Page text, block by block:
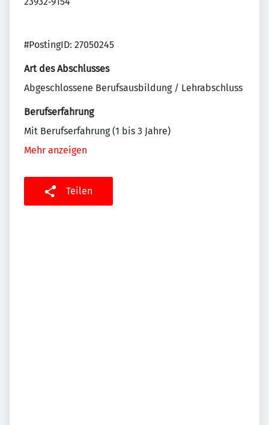
#PostingID: 27050245
Art des Abschlusses
Abgeschlossene Berufsausbildung / Lehrabschluss
Berufserfahrung
Mit Berufserfahrung (1 bis 3 Jahre)
Mehr anzeigen
Teilen